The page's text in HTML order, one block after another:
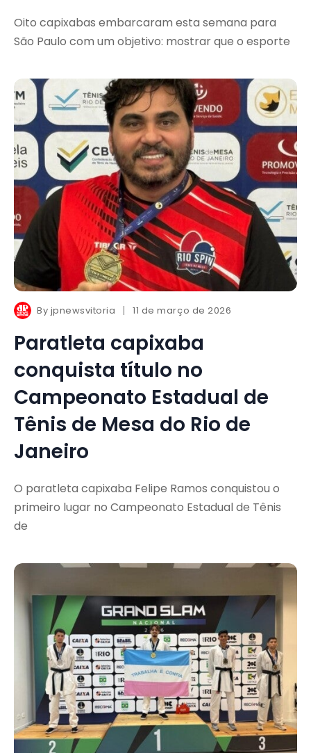
Oito capixabas embarcaram esta semana para
São Paulo com um objetivo: mostrar que o esporte
By jpnewsvitoria 11 de março de 2026
Paratleta capixaba
conquista título no
Campeonato Estadual de
Tênis de Mesa do Rio de
Janeiro
O paratleta capixaba Felipe Ramos conquistou o
primeiro lugar no Campeonato Estadual de Tênis
de